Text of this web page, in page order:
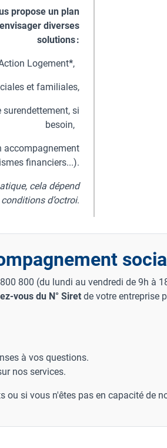
propose un plan
diverses
solutions :
Logement*,
et familiales,
surendettement, si
besoin,
accompagnement
financiers...).
cela dépend
d’octroi.
800 (du lundi au vendredi de 9h à
vous du N° Siret de votre entreprise
à vos questions.
nos services.
ou si vous n'êtes pas en capacité de